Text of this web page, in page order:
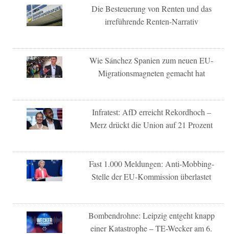
Die Besteuerung von Renten und das
irreführende Renten-Narrativ
Wie Sánchez Spanien zum neuen EU-
Migrationsmagneten gemacht hat
Infratest: AfD erreicht Rekordhoch –
Merz drückt die Union auf 21 Prozent
Fast 1.000 Meldungen: Anti-Mobbing-
Stelle der EU-Kommission überlastet
Bombendrohne: Leipzig entgeht knapp
einer Katastrophe – TE-Wecker am 6.